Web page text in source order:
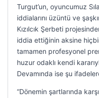
Turgut’un, oyuncumuz
iddialarını üzüntü ve
Kızılcık Şerbeti
iddia ettiğinin aksine
tamamen profesyonel
huzur odaklı kendi
Devamında ise şu
“Dönemin şartlarında